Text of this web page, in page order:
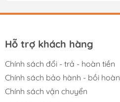
Hỗ trợ khách hàng
Chính sách đổi - trả - hoàn tiền
Chính sách bảo hành - bồi hoàn
Chính sách vận chuyển